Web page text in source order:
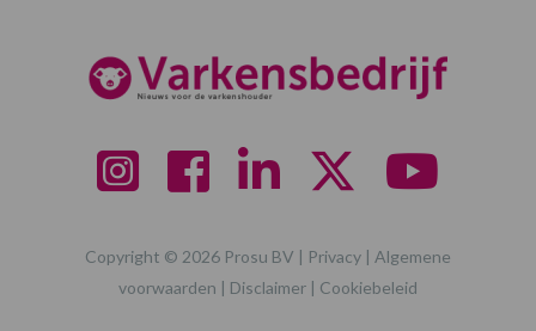
Copyright © 2026 Prosu BV | Privacy | Algemene
voorwaarden | Disclaimer | Cookiebeleid